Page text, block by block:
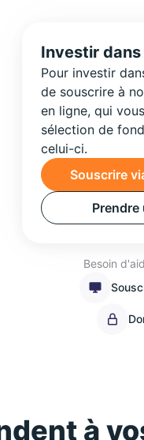
Investir
Pour investir
de souscrire à
en ligne, qui
sélection de
celui-ci.
Souscrire
Besoin
à